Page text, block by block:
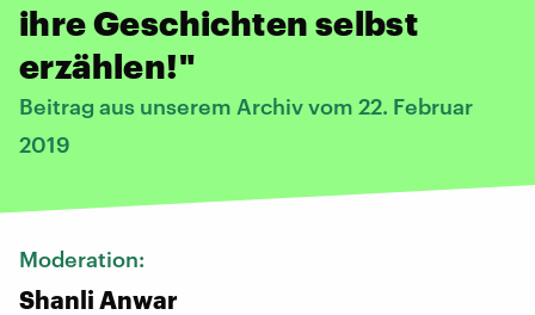
ihre Geschichten selbst
erzählen!"
Beitrag aus unserem Archiv vom 22. Februar
2019
Moderation:
Shanli Anwar